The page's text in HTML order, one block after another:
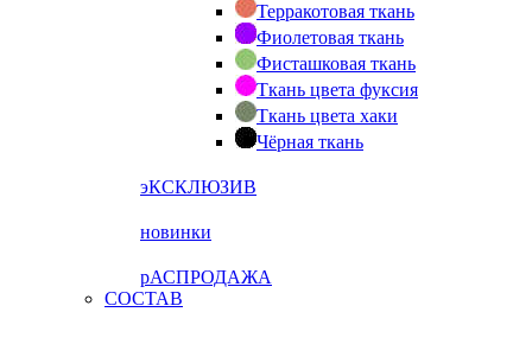
Терракотовая ткань
Фиолетовая ткань
Фисташковая ткань
Ткань цвета фуксия
Ткань цвета хаки
Чёрная ткань
эКСКЛЮЗИВ
новинки
рАСПРОДАЖА
СОСТАВ